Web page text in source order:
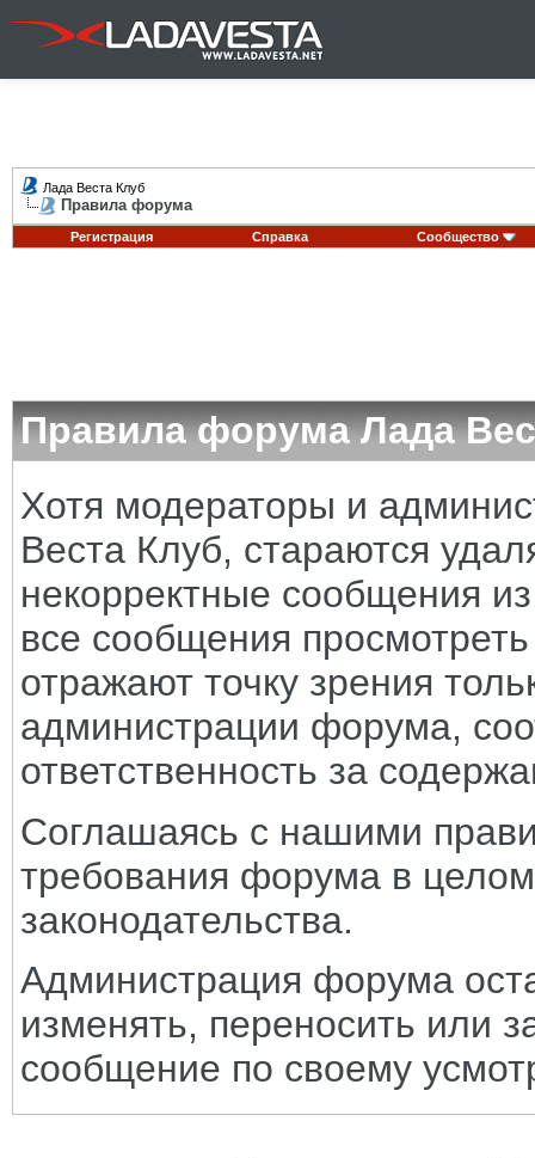
Лада Веста Клуб
Правила форума
Регистрация Справка Сообщество
Правила форума Лада
Хотя модераторы и
Веста Клуб, стараются
некорректные сообщения
все сообщения
отражают точку зрения
администрации форума,
ответственность за
Соглашаясь с нашими
требования форума в
законодательства.
Администрация форума
изменять, переносить или
сообщение по своему